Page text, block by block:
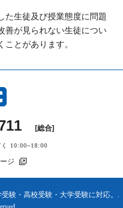
予防措置を講じるよう
様の同意なく第三者へ
だし、法令により開示
諾なく個人情報を提供
及び利用停止等
せていただきます。
た生徒及び授業態度に問題
善が見られない生徒につい
とがあります。
[総合]
く 10:00~18:00
ジ
受験・高校受験・大学受験に対応。.